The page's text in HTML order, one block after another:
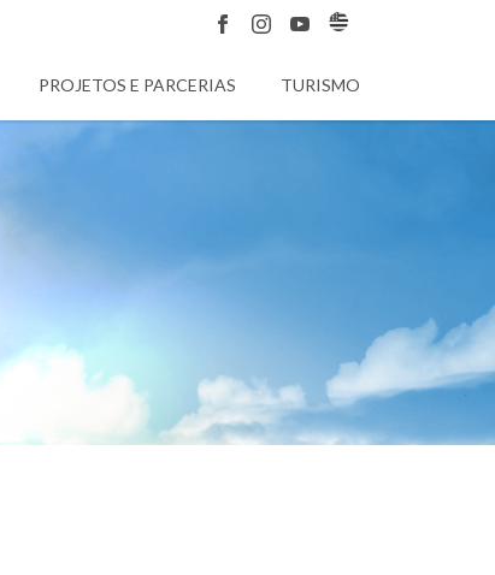
PROJETOS E PARCERIAS TURISMO